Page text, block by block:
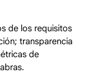
de los requisitos
transparencia
de